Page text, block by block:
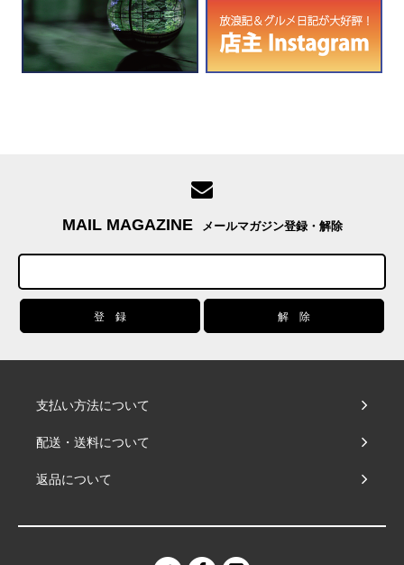
MAIL MAGAZINE メールマガジン登録・解除
支払い方法について
配送・送料について
返品について